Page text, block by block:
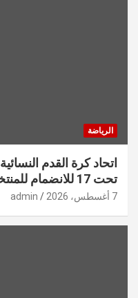
الرياضة
اتحاد كرة القدم
تحت 17 للانضمام للمنتخب
7 أغسطس، 2026 admin